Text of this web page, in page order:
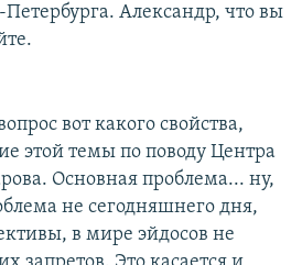
Александр, что вы
вот какого свойства,
этой темы по поводу Центра
Основная проблема... ну,
не сегодняшнего дня,
в мире эйдосов не